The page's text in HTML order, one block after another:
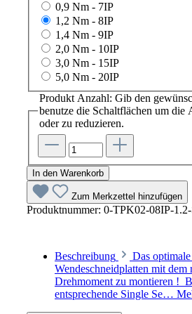
0,9 Nm - 7IP
1,2 Nm - 8IP
1,4 Nm - 9IP
2,0 Nm - 10IP
3,0 Nm - 15IP
5,0 Nm - 20IP
Produkt Anzahl: Gib den
benutze die Schaltflächen um die
oder zu reduzieren.
In den Warenkorb
Zum Merkzettel hinzufügen
Produktnummer: 0-TPK02-08IP-1.2-
Beschreibung
Das
Wendeschneidplatten mit dem
Drehmoment zu montieren !
entsprechende Single Se…